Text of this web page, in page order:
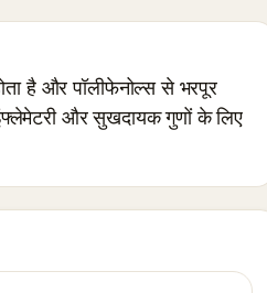
है और पॉलीफेनोल्स से भरपूर
और सुखदायक गुणों के लिए